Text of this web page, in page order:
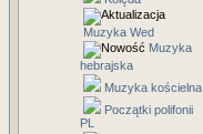
Muzyka Wed
Muzyka
hebrajska
Muzyka kościelna
Początki polifonii
PL